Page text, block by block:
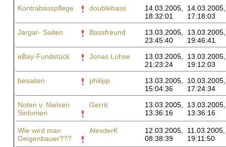
Kontrabasspflege doublebass
14.03.2005,
18:32:01
14.03.2005,
17:18:03
Jargar- Saiten
Bassfreund
13.03.2005,
23:45:40
13.03.2005,
19:46:41
eBay-Fundstück
Jonas Lohse
13.03.2005,
21:23:24
13.03.2005,
19:12:03
besaiten
philipp
13.03.2005,
15:04:36
10.03.2005,
17:24:34
Noten v. Nielsen
Sinfonien
Gerrit
13.03.2005,
13:36:16
13.03.2005,
13:36:16
Wie wird man
Geigenbauer???
AlexderK
12.03.2005,
08:38:39
11.03.2005,
19:11:50